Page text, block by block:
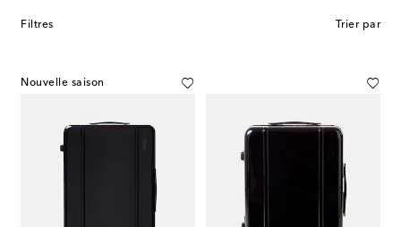
coquille rigide emblématique et leurs roues
Filtres Trier par
Nouvelle saison